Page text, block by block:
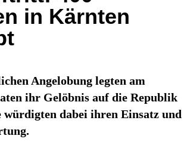
in Kärnten
Angelobung legten am
ihr Gelöbnis auf die Republik
würdigten dabei ihren Einsatz und